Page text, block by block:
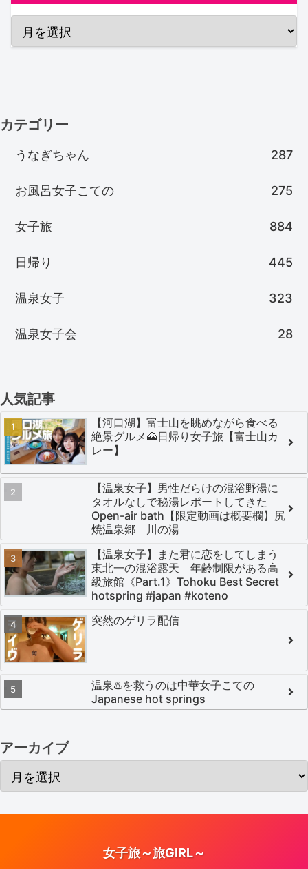
カテゴリー
うなぎちゃん 287
お風呂女子こての 275
女子旅 884
日帰り 445
温泉女子 323
温泉女子会 28
人気記事
【河口湖】富士山を眺めながら食べる
絶景グルメ🗻日帰り女子旅【富士山カ
レー】
【温泉女子】男性だらけの混浴野湯に
タオルなしで秘湯レポートしてきた
Open-air bath【限定動画は概要欄】尻
焼温泉郷 川の湯
【温泉女子】また君に恋をしてしまう
東北一の混浴露天 年齢制限がある高
級旅館《Part.1》Tohoku Best Secret
hotspring #japan #koteno
突然のゲリラ配信
温泉♨️を救うのは中華女子こての
Japanese hot springs
アーカイブ
女子旅～旅GIRL～